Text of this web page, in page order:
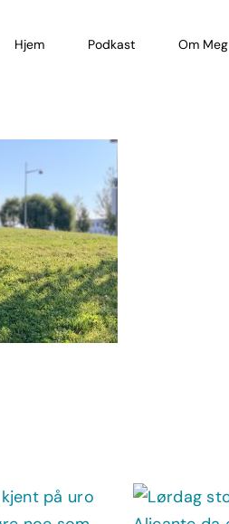
Hjem Podkast Om Meg